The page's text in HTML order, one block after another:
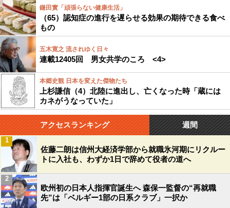
鎌田實「頑張らない健康生活」
（65）認知症の進行を遅らせる効果の期待できる食べ
もの
五木寛之 流されゆく日々
連載12405回 男女共学のころ <4>
本郷史観 日本を変えた傑物たち
上杉謙信（4）北陸に進出し、亡くなった時「蔵には
カネがうなっていた」
アクセスランキング 週間
佐藤二朗は信州大経済学部から就職氷河期にリクルー
トに入社も、わずか1日で辞めて役者の道へ
1
欧州初の日本人指揮官誕生へ 森保一監督の“再就職
先”は「ベルギー1部の日系クラブ」一択か
2